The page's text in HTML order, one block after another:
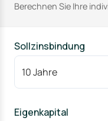
Berechnen Sie Ihre
Sollzinsbindung
Eigenkapital